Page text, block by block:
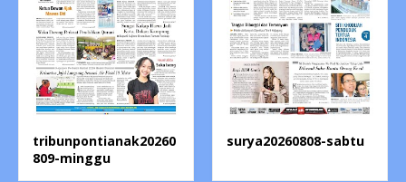
tribunpontianak20260
809-minggu
surya20260808-sabtu